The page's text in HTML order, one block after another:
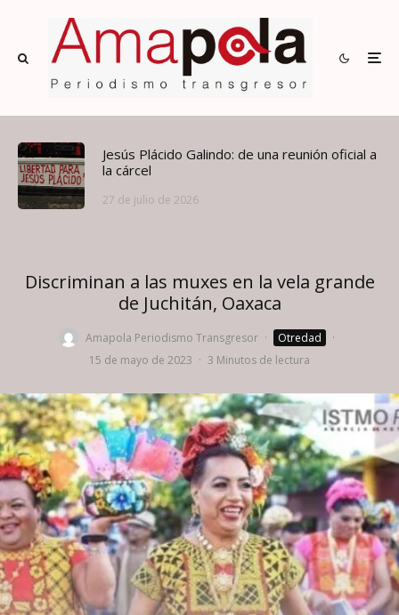
Jesús Plácido Galindo: de una reunión oficial a
la cárcel
27 de julio de 2026
Discriminan a las muxes en la vela grande
de Juchitán, Oaxaca
Amapola Periodismo Transgresor · Otredad
·
15 de mayo de 2023 · 3 Minutos de lectura